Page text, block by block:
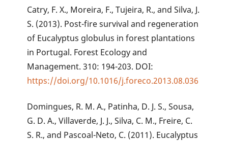
Catry, F. X., Moreira, F., Tujeira, R., and Silva, J.
S. (2013). Post-fire survival and regeneration
of Eucalyptus globulus in forest plantations
in Portugal. Forest Ecology and
Management. 310: 194-203. DOI:
https://doi.org/10.1016/j.foreco.2013.08.036
Domingues, R. M. A., Patinha, D. J. S., Sousa,
G. D. A., Villaverde, J. J., Silva, C. M., Freire, C.
S. R., and Pascoal-Neto, C. (2011). Eucalyptus